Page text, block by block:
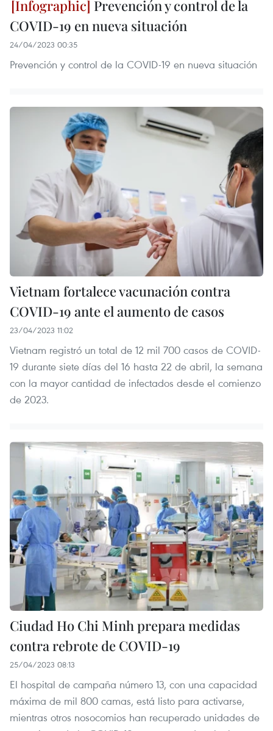
Prevención y control de la
COVID-19 en nueva situación
24/04/2023 00:35
Prevención y control de la COVID-19 en nueva situación
Vietnam fortalece vacunación contra
COVID-19 ante el aumento de casos
23/04/2023 11:02
Vietnam registró un total de 12 mil 700 casos de COVID-
19 durante siete días del 16 hasta 22 de abril, la semana
con la mayor cantidad de infectados desde el comienzo
de 2023.
Ciudad Ho Chi Minh prepara medidas
contra rebrote de COVID-19
25/04/2023 08:13
El hospital de campaña número 13, con una capacidad
máxima de mil 800 camas, está listo para activarse,
mientras otros nosocomios han recuperado unidades de